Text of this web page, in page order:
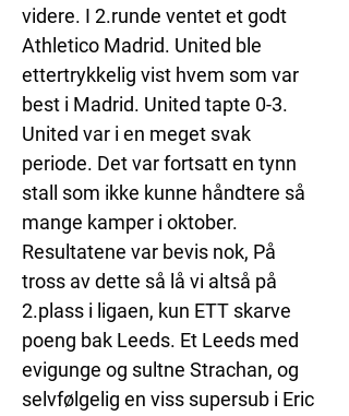
videre. I 2.runde ventet et godt
Athletico Madrid. United ble
ettertrykkelig vist hvem som var
best i Madrid. United tapte 0-3.
United var i en meget svak
periode. Det var fortsatt en tynn
stall som ikke kunne håndtere så
mange kamper i oktober.
Resultatene var bevis nok, På
tross av dette så lå vi altså på
2.plass i ligaen, kun ETT skarve
poeng bak Leeds. Et Leeds med
evigunge og sultne Strachan, og
selvfølgelig en viss supersub i Eric